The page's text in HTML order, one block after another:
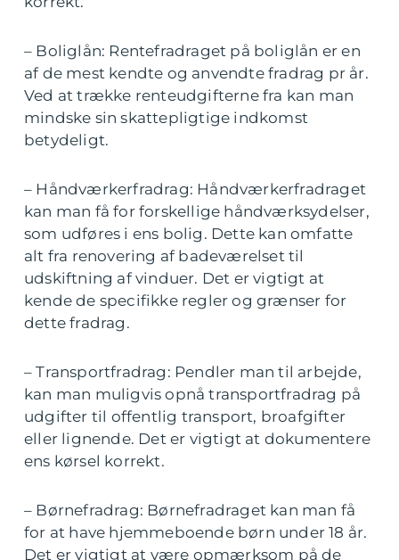
– Boliglån: Rentefradraget på boliglån er en
af de mest kendte og anvendte fradrag pr år.
Ved at trække renteudgifterne fra kan man
mindske sin skattepligtige indkomst
betydeligt.
– Håndværkerfradrag: Håndværkerfradraget
kan man få for forskellige håndværksydelser,
som udføres i ens bolig. Dette kan omfatte
alt fra renovering af badeværelset til
udskiftning af vinduer. Det er vigtigt at
kende de specifikke regler og grænser for
dette fradrag.
– Transportfradrag: Pendler man til arbejde,
kan man muligvis opnå transportfradrag på
udgifter til offentlig transport, broafgifter
eller lignende. Det er vigtigt at dokumentere
ens kørsel korrekt.
– Børnefradrag: Børnefradraget kan man få
for at have hjemmeboende børn under 18 år.
Det er vigtigt at være opmærksom på de